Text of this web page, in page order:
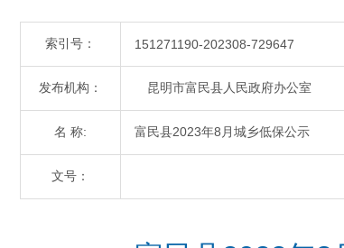
索引号： 151271190-202308-729647
发布机构： 昆明市富民县人民政府办公室
名 称: 富民县2023年8月城乡低保公示
文号：